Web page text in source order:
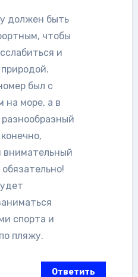
должен быть
чтобы
и
был с
на море, а в
внимательный
спорта и
пляжу.
Ответить